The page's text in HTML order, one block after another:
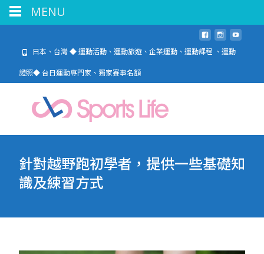
日本、台灣 ◆ 運動活動、運動旅遊、企業運動、運動課程 、運動
證照◆ 台日運動專門家、獨家賽事名額
針對越野跑初學者，提供一些基礎知
識及練習方式
MENU